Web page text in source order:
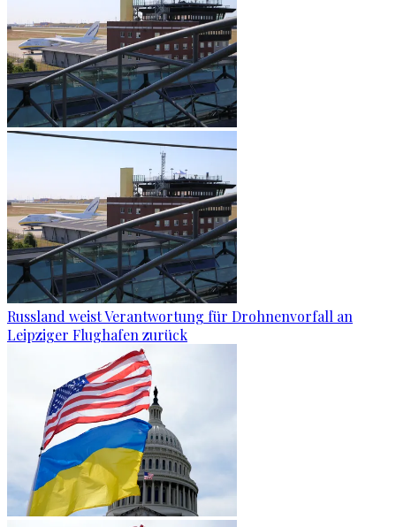
Russland weist Verantwortung für Drohnenvorfall an
Leipziger Flughafen zurück